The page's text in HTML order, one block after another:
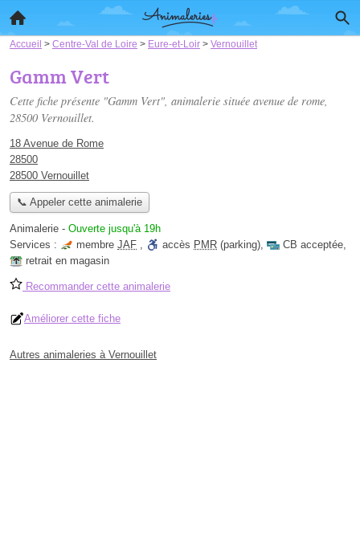
Accueil > Centre-Val de Loire > Eure-et-Loir > Vernouillet
Gamm Vert
Cette fiche présente "Gamm Vert", animalerie située avenue de rome,
28500 Vernouillet.
18 Avenue de Rome
28500
28500 Vernouillet
📞 Appeler cette animalerie
Animalerie - Ouverte jusqu'à 19h
Services :
membre JAF , accès PMR (parking), CB acceptée,
retrait en magasin
Recommander cette animalerie
Améliorer cette fiche
Autres animaleries à Vernouillet